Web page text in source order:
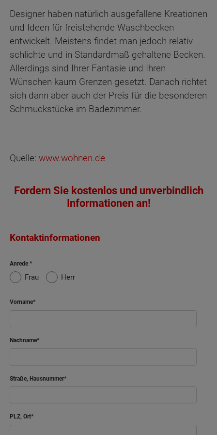
Designer haben natürlich ausgefallene Kreationen
und Ideen für freistehende Waschbecken
entwickelt. Meistens findet man jedoch relativ
schlichte und in Standardmaß gehaltene Becken.
Allerdings sind Ihrer Fantasie und Ihren
Wünschen kaum Grenzen gesetzt. Danach richtet
sich dann aber auch der Preis für die besonderen
Schmuckstücke im Badezimmer.
Quelle: www.wohnen.de
Fordern Sie kostenlos und unverbindlich
Informationen an!
Kontaktinformationen
Anrede
Frau Herr
Vorname
Nachname
Straße, Hausnummer
PLZ, Ort